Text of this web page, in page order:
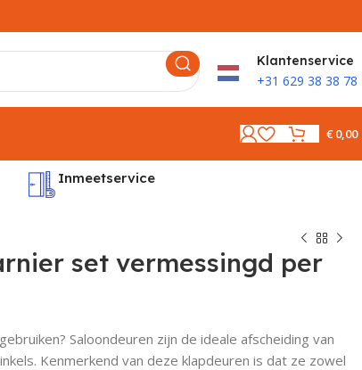
Klantenservice
+31 629 38 38 78
€0,00
Inmeetservice
set vermessingd per
Saloondeuren zijn de ideale afscheiding van
Kenmerkend van deze klapdeuren is dat ze zowel